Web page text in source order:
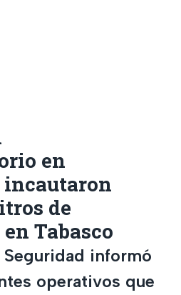
en
de
Tabasco
Seguridad informó
operativos que